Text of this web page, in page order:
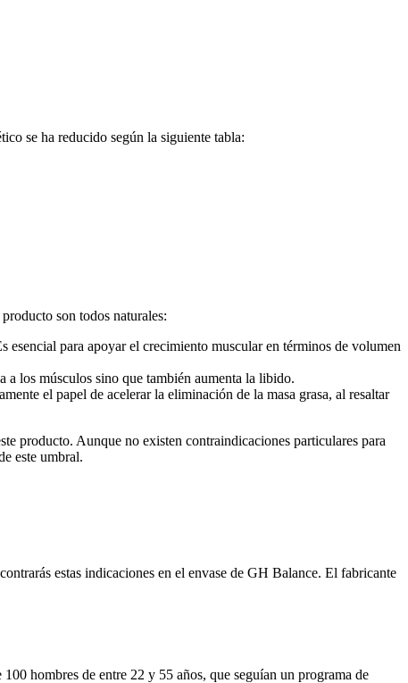
se ha reducido según la siguiente tabla:
son todos naturales:
para apoyar el crecimiento muscular en términos de volumen
a los músculos sino que también aumenta la libido.
el papel de acelerar la eliminación de la masa grasa, al resaltar
producto. Aunque no existen contraindicaciones particulares para
este umbral.
estas indicaciones en el envase de GH Balance. El fabricante
hombres de entre 22 y 55 años, que seguían un programa de